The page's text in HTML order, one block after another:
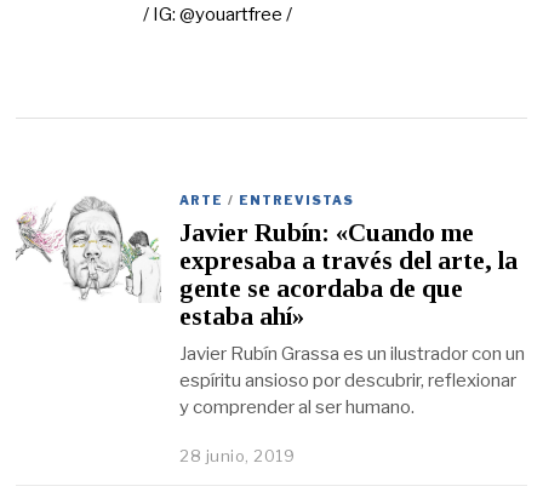
/ IG: @youartfree /
ARTE / ENTREVISTAS
Javier Rubín: «Cuando me
expresaba a través del arte, la
gente se acordaba de que
estaba ahí»
Javier Rubín Grassa es un ilustrador con un
espíritu ansioso por descubrir, reflexionar
y comprender al ser humano.
28 junio, 2019